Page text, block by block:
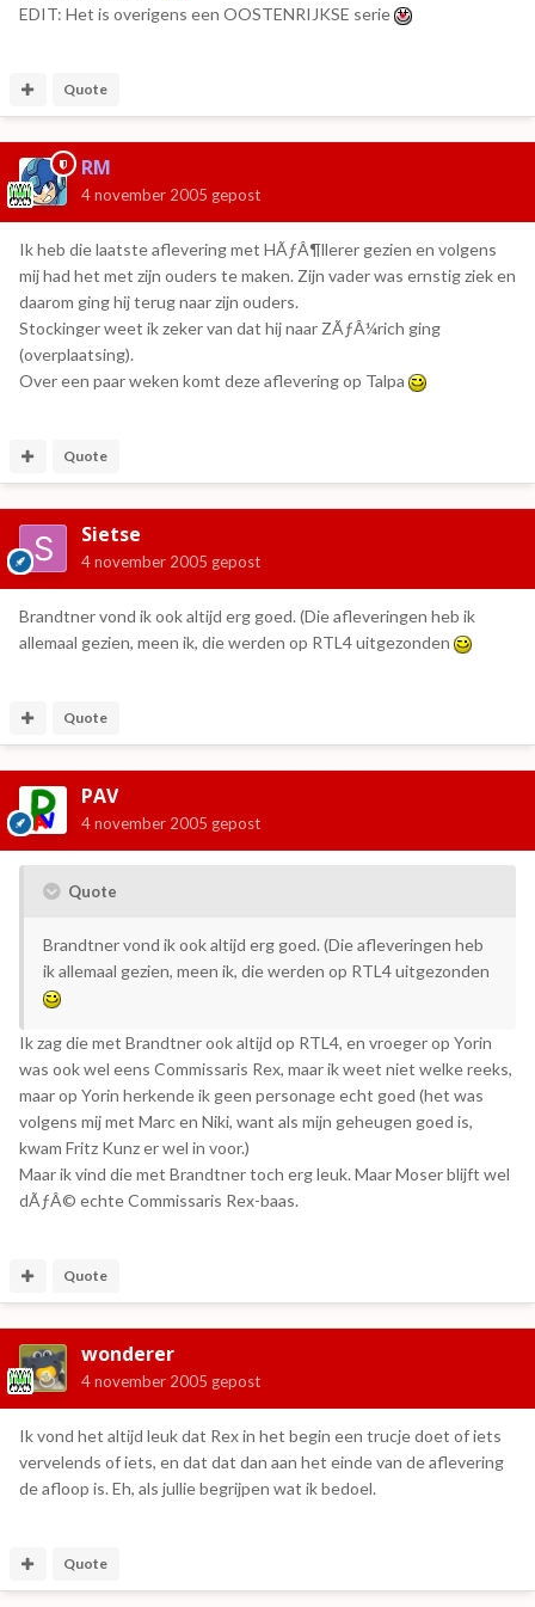
EDIT: Het is overigens een OOSTENRIJKSE serie
Quote
RM
4 november 2005 gepost
Ik heb die laatste aflevering met HÃƒÂ¶llerer gezien en volgens
mij had het met zijn ouders te maken. Zijn vader was ernstig ziek en
daarom ging hij terug naar zijn ouders.
Stockinger weet ik zeker van dat hij naar ZÃƒÂ¼rich ging
(overplaatsing).
Over een paar weken komt deze aflevering op Talpa
Quote
Sietse
4 november 2005 gepost
Brandtner vond ik ook altijd erg goed. (Die afleveringen heb ik
allemaal gezien, meen ik, die werden op RTL4 uitgezonden
Quote
PAV
4 november 2005 gepost
Quote
Brandtner vond ik ook altijd erg goed. (Die afleveringen heb
ik allemaal gezien, meen ik, die werden op RTL4 uitgezonden
Ik zag die met Brandtner ook altijd op RTL4, en vroeger op Yorin
was ook wel eens Commissaris Rex, maar ik weet niet welke reeks,
maar op Yorin herkende ik geen personage echt goed (het was
volgens mij met Marc en Niki, want als mijn geheugen goed is,
kwam Fritz Kunz er wel in voor.)
Maar ik vind die met Brandtner toch erg leuk. Maar Moser blijft wel
dÃƒÂ© echte Commissaris Rex-baas.
Quote
wonderer
4 november 2005 gepost
Ik vond het altijd leuk dat Rex in het begin een trucje doet of iets
vervelends of iets, en dat dat dan aan het einde van de aflevering
de afloop is. Eh, als jullie begrijpen wat ik bedoel.
Quote